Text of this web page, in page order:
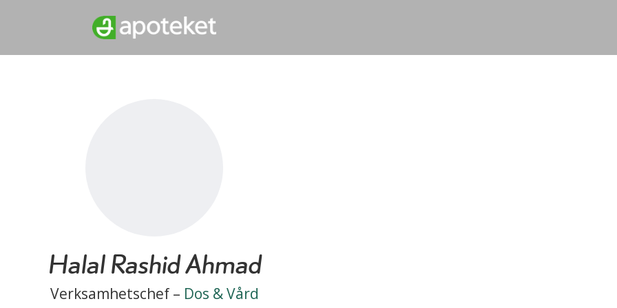
Halal Rashid Ahmad
Verksamhetschef – Dos & Vård